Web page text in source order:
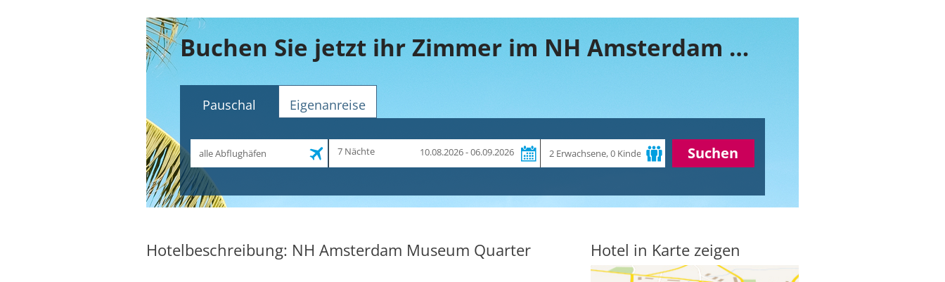
Buchen Sie jetzt ihr Zimmer im NH Amsterdam Museum Quarter
Pauschal Eigenanreise
Zeitraum
7 Nächte 10.08.2026 - 06.09.2026 Suchen
Hotelbeschreibung: NH Amsterdam Museum Quarter Hotel in Karte zeigen